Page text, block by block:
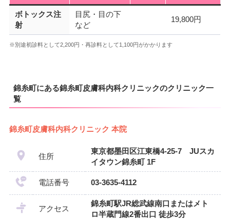
ボトックス注
射
目尻・目の下
など
19,800円
※別途初診料として2,200円・再診料として1,100円がかかります
錦糸町にある錦糸町皮膚科内科クリニックのクリニック一
覧
錦糸町皮膚科内科クリニック 本院
住所
東京都墨田区江東橋4-25-7 JUスカ
イタウン錦糸町 1F
電話番号 03-3635-4112
アクセス
錦糸町駅JR総武線南口またはメト
ロ半蔵門線2番出口 徒歩3分